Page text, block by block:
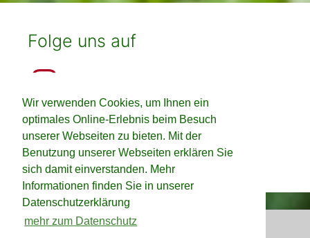
Wir verwenden Cookies, um Ihnen ein
optimales Online-Erlebnis beim Besuch
unserer Webseiten zu bieten. Mit der
Benutzung unserer Webseiten erklären Sie
sich damit einverstanden. Mehr
Informationen finden Sie in unserer
Datenschutzerklärung
mehr zum Datenschutz
Folge uns auf
Facebook
TikTok